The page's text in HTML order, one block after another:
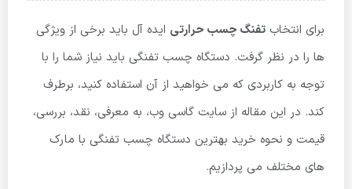
برای انتخاب تفنگ چسب حرارتی ایده آل باید برخی از ویژگی
ها را در نظر گرفت. دستگاه چسب تفنگی باید نیاز شما را با
توجه به کاربردی که می خواهید از آن استفاده کنید، برطرف
کند. در این مقاله از سایت گاسی وب، به معرفی، نقد، بررسی،
قیمت و نحوه خرید بهترین دستگاه چسب تفنگی با مارک
های مختلف می پردازیم.